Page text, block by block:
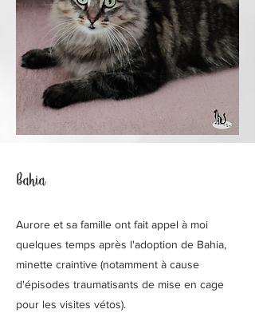
Bahia
Aurore et sa famille ont fait appel à moi
quelques temps après l'adoption de Bahia,
minette craintive (notamment à cause
d'épisodes traumatisants de mise en cage
pour les visites vétos).